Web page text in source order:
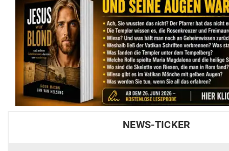
NEWS-TICKER